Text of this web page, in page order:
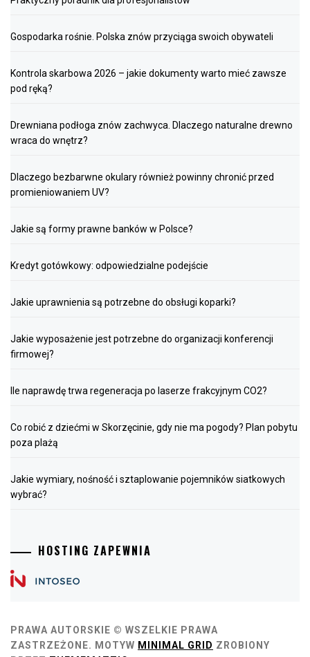
Gospodarka rośnie. Polska znów przyciąga swoich obywateli
Kontrola skarbowa 2026 – jakie dokumenty warto mieć zawsze
pod ręką?
Drewniana podłoga znów zachwyca. Dlaczego naturalne drewno
wraca do wnętrz?
Dlaczego bezbarwne okulary również powinny chronić przed
promieniowaniem UV?
Jakie są formy prawne banków w Polsce?
Kredyt gotówkowy: odpowiedzialne podejście
Jakie uprawnienia są potrzebne do obsługi koparki?
Jakie wyposażenie jest potrzebne do organizacji konferencji
firmowej?
Ile naprawdę trwa regeneracja po laserze frakcyjnym CO2?
Co robić z dziećmi w Skorzęcinie, gdy nie ma pogody? Plan pobytu
poza plażą
Jakie wymiary, nośność i sztaplowanie pojemników siatkowych
wybrać?
HOSTING ZAPEWNIA
PRAWA AUTORSKIE © WSZELKIE PRAWA
ZASTRZEŻONE. MOTYW MINIMAL GRID ZROBIONY